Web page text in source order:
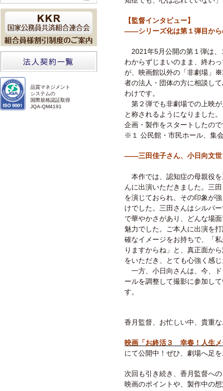
【監督インタビュー】
――シリーズ化は第１弾目から
2021年5月公開の第１弾は、
わからずじまいのまま、終わ
が、映画館以外の「非劇場」
者の法人・団体の方に相談し
わけです。
第２弾でも非劇場での上映
と称されるようになりました
企画・製作をスタートしたの
※１ 公民館・市民ホール、集
――三田佳子さん、小日向文世
本作では、認知症の母親役
んに出演いただきました。三
を演じておられ、その印象が
けでした。三田さんはシルバ
で華やかさがあり、どんな場
魅力でした。ご本人に出演を
確なイメージをお持ちで、「
りますからね」と、真正面か
をいただき、とても心強く感
一方、小日向さんは、今、
ールを調整して撮影に参加し
す。
香月監督、お忙しい中、貴重
映画「お終活３ 幸春！人生メ
にて公開中！ぜひ、劇場へ足
次回も引き続き、香月監督へ
映画のポイントや、製作中の
品質マネジメント
システムの
国際規格認証取得
JQA-QM4191